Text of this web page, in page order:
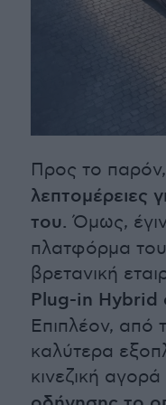
Προς το
λεπτομέρειες
του. Όμως,
πλατφόρμα
βρετανική
Plug-in Hybrid
Επιπλέον, από
καλύτερα
κινεζική